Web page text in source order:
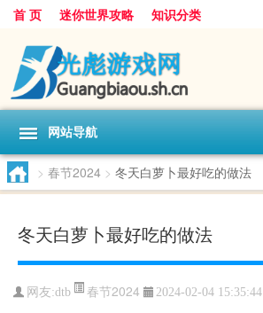
首 页 迷你世界攻略 知识分类
网站导航
> 春节2024 > 冬天白萝卜最好吃的做法
冬天白萝卜最好吃的做法
网友:dtb 春节2024 2024-02-04 15:35:44